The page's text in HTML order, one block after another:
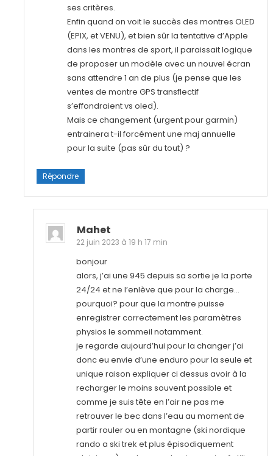
ses critères.
Enfin quand on voit le succès des montres OLED
(EPIX, et VENU), et bien sûr la tentative d’Apple
dans les montres de sport, il paraissait logique
de proposer un modèle avec un nouvel écran
sans attendre 1 an de plus (je pense que les
ventes de montre GPS transflectif
s’effondraient vs oled).
Mais ce changement (urgent pour garmin)
entrainera t-il forcément une maj annuelle
pour la suite (pas sûr du tout) ?
Répondre
Mahet
22 juin 2023 à 19 h 17 min
bonjour
alors, j’ai une 945 depuis sa sortie je la porte
24/24 et ne l’enlève que pour la charge…
pourquoi? pour que la montre puisse
enregistrer correctement les paramètres
physios le sommeil notamment.
je regarde aujourd’hui pour la changer j’ai
donc eu envie d’une enduro pour la seule et
unique raison expliquer ci dessus avoir à la
recharger le moins souvent possible et
comme je suis tête en l’air ne pas me
retrouver le bec dans l’eau au moment de
partir rouler ou en montagne (ski nordique
rando a ski trek et plus épisodiquement